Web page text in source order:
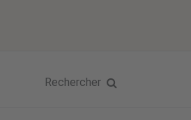
Rechercher